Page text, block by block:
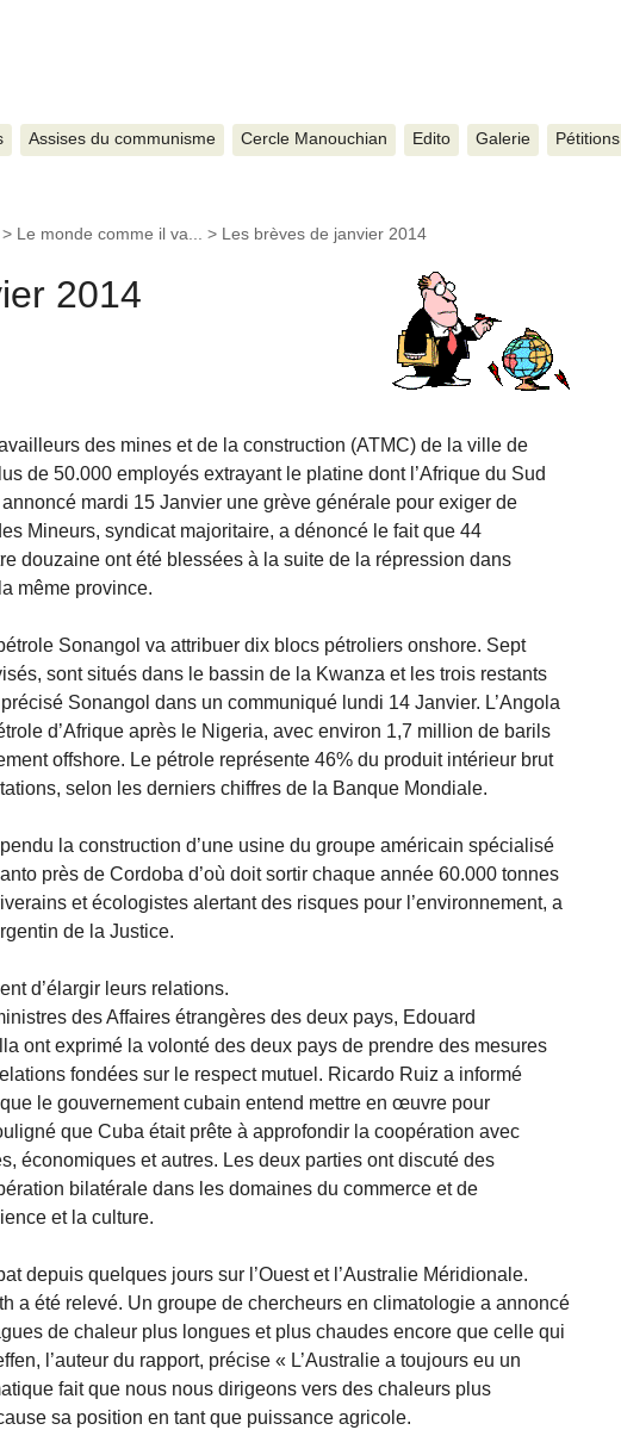
Assises du communisme Cercle Manouchian Edito Galerie Pétitions
> Le monde comme il va... > Les brèves de janvier 2014
2014
des mines et de la construction (ATMC) de la ville de
de 50.000 employés extrayant le platine dont l’Afrique du Sud
mardi 15 Janvier une grève générale pour exiger de
Mineurs, syndicat majoritaire, a dénoncé le fait que 44
douzaine ont été blessées à la suite de la répression dans
même province.
Sonangol va attribuer dix blocs pétroliers onshore. Sept
sont situés dans le bassin de la Kwanza et les trois restants
Sonangol dans un communiqué lundi 14 Janvier. L’Angola
d’Afrique après le Nigeria, avec environ 1,7 million de barils
offshore. Le pétrole représente 46% du produit intérieur brut
selon les derniers chiffres de la Banque Mondiale.
la construction d’une usine du groupe américain spécialisé
près de Cordoba d’où doit sortir chaque année 60.000 tonnes
et écologistes alertant des risques pour l’environnement, a
de la Justice.
d’élargir leurs relations.
des Affaires étrangères des deux pays, Edouard
ont exprimé la volonté des deux pays de prendre des mesures
fondées sur le respect mutuel. Ricardo Ruiz a informé
le gouvernement cubain entend mettre en œuvre pour
que Cuba était prête à approfondir la coopération avec
économiques et autres. Les deux parties ont discuté des
bilatérale dans les domaines du commerce et de
et la culture.
depuis quelques jours sur l’Ouest et l’Australie Méridionale.
a été relevé. Un groupe de chercheurs en climatologie a annoncé
de chaleur plus longues et plus chaudes encore que celle qui
l’auteur du rapport, précise « L’Australie a toujours eu un
fait que nous nous dirigeons vers des chaleurs plus
sa position en tant que puissance agricole.